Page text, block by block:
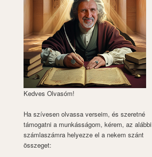
Kedves Olvasóm!
Ha szívesen olvassa verseim, és szeretné
támogatni a munkásságom, kérem, az alábbi
számlaszámra helyezze el a nekem szánt
összeget: